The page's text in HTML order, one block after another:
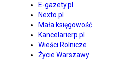
E-gazety.pl
Nexto.pl
Mała księgowość
Kancelarierp.pl
Wieści Rolnicze
Życie Warszawy